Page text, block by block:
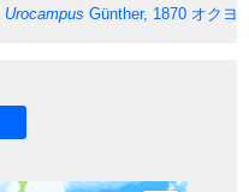
Urocampus Günther, 1870 オクヨ